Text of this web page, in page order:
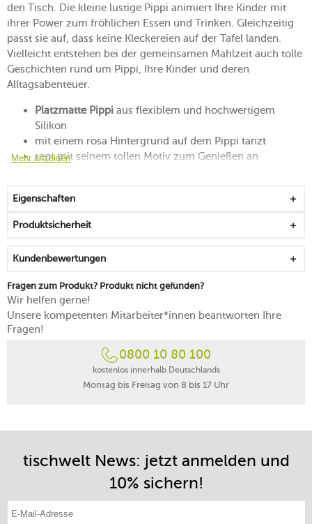
den Tisch. Die kleine lustige Pippi animiert Ihre Kinder mit
ihrer Power zum fröhlichen Essen und Trinken. Gleichzeitig
passt sie auf, dass keine Kleckereien auf der Tafel landen.
Vielleicht entstehen bei der gemeinsamen Mahlzeit auch tolle
Geschichten rund um Pippi, Ihre Kinder und deren
Alltagsabenteuer.
Platzmatte Pippi aus flexiblem und hochwertigem
Silikon
mit einem rosa Hintergrund auf dem Pippi tanzt
regt mit seinem tollen Motiv zum Genießen an
schützt den Tisch vor Verschmutzungen
mit rutschhemmender Rückseite
Mehr anzeigen
Eigenschaften
Produktsicherheit
Kundenbewertungen
Fragen zum Produkt? Produkt nicht gefunden?
Wir helfen gerne!
Unsere kompetenten Mitarbeiter*innen beantworten Ihre
Fragen!
0800 10 80 100
kostenlos innerhalb Deutschlands
Montag bis Freitag von 8 bis 17 Uhr
tischwelt News: jetzt anmelden und
10% sichern!